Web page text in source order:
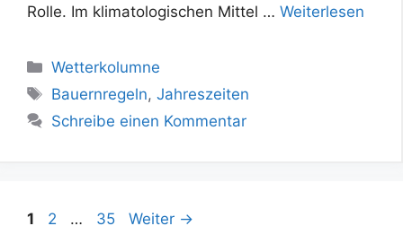
Rolle. Im klimatologischen Mittel … Weiterlesen
Kategorien
Wetterkolumne
Schlagwörter
Bauernregeln,Jahreszeiten
Schreibe einen Kommentar
Seite
1 Seite
2 … Seite
35 Weiter →